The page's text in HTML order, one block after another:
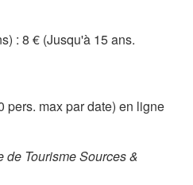
: 8 € (Jusqu'à 15 ans.
pers. max par date) en ligne
de Tourisme Sources &